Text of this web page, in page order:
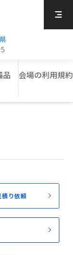
品 会場の利用規約
積り依頼